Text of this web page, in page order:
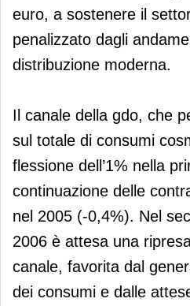
euro, a sostenere il
penalizzato dagli
distribuzione moderna.
Il canale della gdo, che
sul totale di consumi
flessione dell’1% nella
continuazione delle
nel 2005 (-0,4%). Nel
2006 è attesa una
canale, favorita dal
dei consumi e dalle